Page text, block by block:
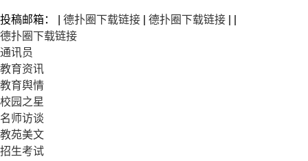
投稿邮箱： | 德扑圈下载链接 德扑圈下载链接
德扑圈下载链接
通讯员
教育资讯
教育舆情
校园之星
名师访谈
教苑美文
招生考试